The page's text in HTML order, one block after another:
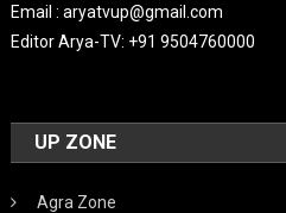
Email : aryatvup@gmail.com
Editor Arya-TV: +91 9504760000
UP ZONE
Agra Zone